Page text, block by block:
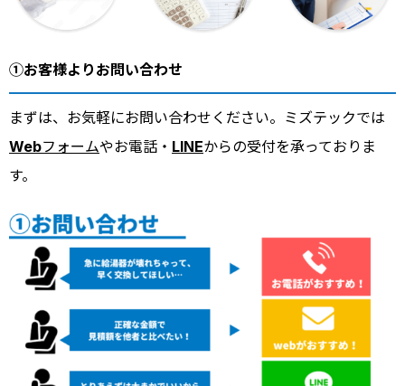
①お客様よりお問い合わせ
まずは、お気軽にお問い合わせください。ミズテックでは
Webフォームやお電話・ LINEからの受付を承っておりま
す。